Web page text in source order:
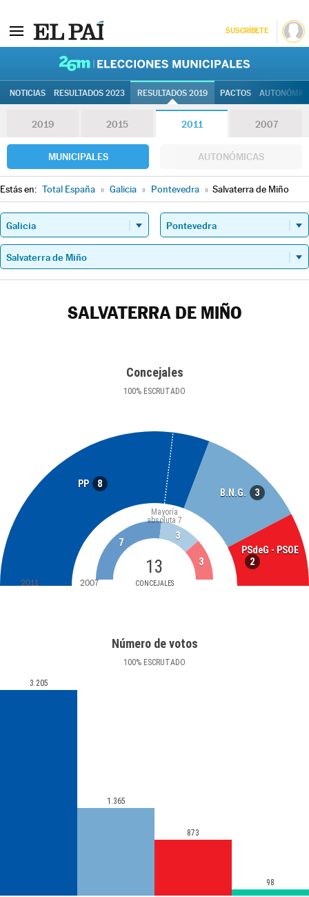
SUSCRÍBETE
NOTICIAS RESULTADOS 2023 RESULTADOS 2019 PACTOS
2019 2015 2011 2007
MUNICIPALES AUTONÓMICAS
Estás en: Total España » Galicia » Pontevedra » Salvaterra de Miño
SALVATERRA DE MIÑO
Concejales
100% ESCRUTADO
PP 8
B.N.G. 3
PSdeG - PSOE
2
13
CONCEJALES
Mayoría
absoluta 7
7
3
3
2011 2007
Número de votos
100% ESCRUTADO
3.205
1.365
873
98